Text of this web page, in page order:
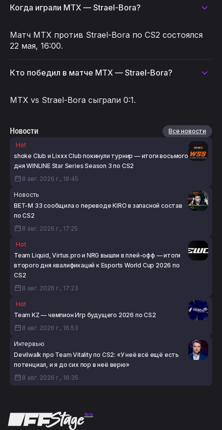
Когда играли MTX — Strael-Bora?
Матч MTX против Strael-Bora по CS2 состоялся
22 мая, 16:00.
Кто победил в матче MTX — Strael-Bora?
MTX vs Strael-Bora сыграли 0:1.
Новости
Все новости
Hot
shoke Club и Lixxx Club покинули турнир — итоги восьмого
дня WINLINE Star Series Season 3 по CS2
8 авг. 2026 г., 18:45
Новость
BET-M 33 сообщила о переводе KIRO в запасной состав
по CS2
8 авг. 2026 г., 17:25
Hot
Team Liquid, Virtus.pro и NRG вышли в плей-офф — итоги
второго дня квалификаций к Esports World Cup 2026 по
CS2
8 авг. 2026 г., 17:23
Hot
Team KZ — чемпион Игр будущего 2026 по CS2
8 авг. 2026 г., 16:53
Интервью
Devilwalk про Team Vitality по CS2: «У неё всё ещё есть
потенциал, и я до сих пор в неё верю»
8 авг. 2026 г., 16:35
Beta